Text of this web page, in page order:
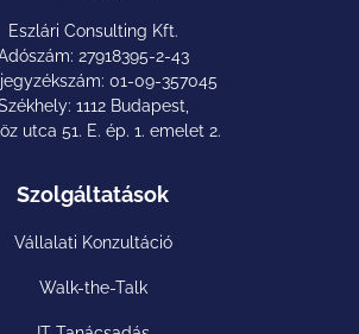
Eszlári Consulting Kft.
27918395-2-43
01-09-357045
1112 Budapest,
utca 51. E. ép. 1. emelet 2.
Szolgáltatások
Vállalati Konzultáció
Walk-the-Talk